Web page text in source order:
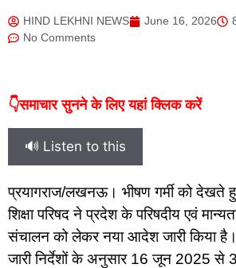
HIND LEKHNI NEWS June 16, 2026
No Comments
👇समाचार सुनने के लिए यहां क्लिक करें
🔊 Listen to this
प्रयागराज/लखनऊ। भीषण गर्मी को देखते
शिक्षा परिषद ने प्रदेश के परिषदीय एवं
संचालन को लेकर नया आदेश जारी किया है।
जारी निर्देशों के अनुसार 16 जून 2025